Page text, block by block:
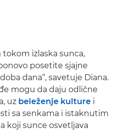
izlaska sunca,
posetite sjajne
dana“, savetuje Diana.
mogu da daju odlične
uz beleženje kulture i
sa senkama i istaknutim
koji sunce osvetljava